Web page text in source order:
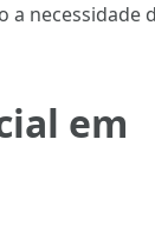
a necessidade
em